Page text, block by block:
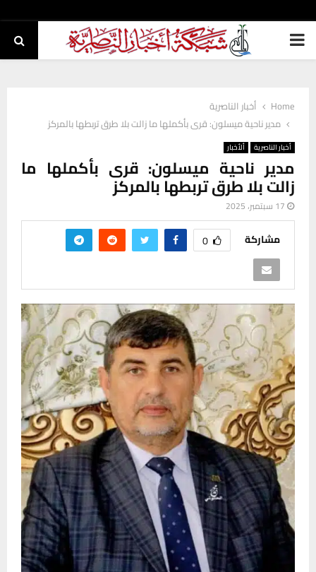
PRIMARY
Home
أخبار الناصرية
مدير ناحية ميسلون: قرى بأكملها ما زالت بلا طرق تربطها بالمركز
أخبار الناصرية ألأخبار
مدير ناحية ميسلون: قرى بأكملها ما
زالت بلا طرق تربطها بالمركز
17 سبتمبر، 2025
مشاركة 0